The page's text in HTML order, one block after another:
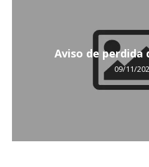
Aviso de perdida
09/11/